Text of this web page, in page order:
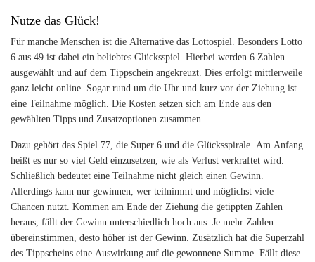
Nutze das Glück!
Für manche Menschen ist die Alternative das Lottospiel. Besonders Lotto
6 aus 49 ist dabei ein beliebtes Glücksspiel. Hierbei werden 6 Zahlen
ausgewählt und auf dem Tippschein angekreuzt. Dies erfolgt mittlerweile
ganz leicht online. Sogar rund um die Uhr und kurz vor der Ziehung ist
eine Teilnahme möglich. Die Kosten setzen sich am Ende aus den
gewählten Tipps und Zusatzoptionen zusammen.
Dazu gehört das Spiel 77, die Super 6 und die Glücksspirale. Am Anfang
heißt es nur so viel Geld einzusetzen, wie als Verlust verkraftet wird.
Schließlich bedeutet eine Teilnahme nicht gleich einen Gewinn.
Allerdings kann nur gewinnen, wer teilnimmt und möglichst viele
Chancen nutzt. Kommen am Ende der Ziehung die getippten Zahlen
heraus, fällt der Gewinn unterschiedlich hoch aus. Je mehr Zahlen
übereinstimmen, desto höher ist der Gewinn. Zusätzlich hat die Superzahl
des Tippscheins eine Auswirkung auf die gewonnene Summe. Fällt diese